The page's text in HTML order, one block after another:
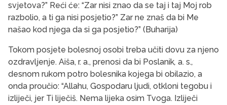
svjetova?” Reći će: “Zar nisi znao da se taj i taj Moj rob
razbolio, a ti ga nisi posjetio?” Zar ne znaš da bi Me
našao kod njega da si ga posjetio?” (Buharija)
Tokom posjete bolesnoj osobi treba učiti dovu za njeno
ozdravljenje. Aiša, r. a., prenosi da bi Poslanik, a. s.,
desnom rukom potro bolesnika kojega bi obilazio, a
onda proučio: “Allahu, Gospodaru ljudi, otkloni tegobu i
izliječi, jer Ti liječiš. Nema lijeka osim Tvoga. Izliječi